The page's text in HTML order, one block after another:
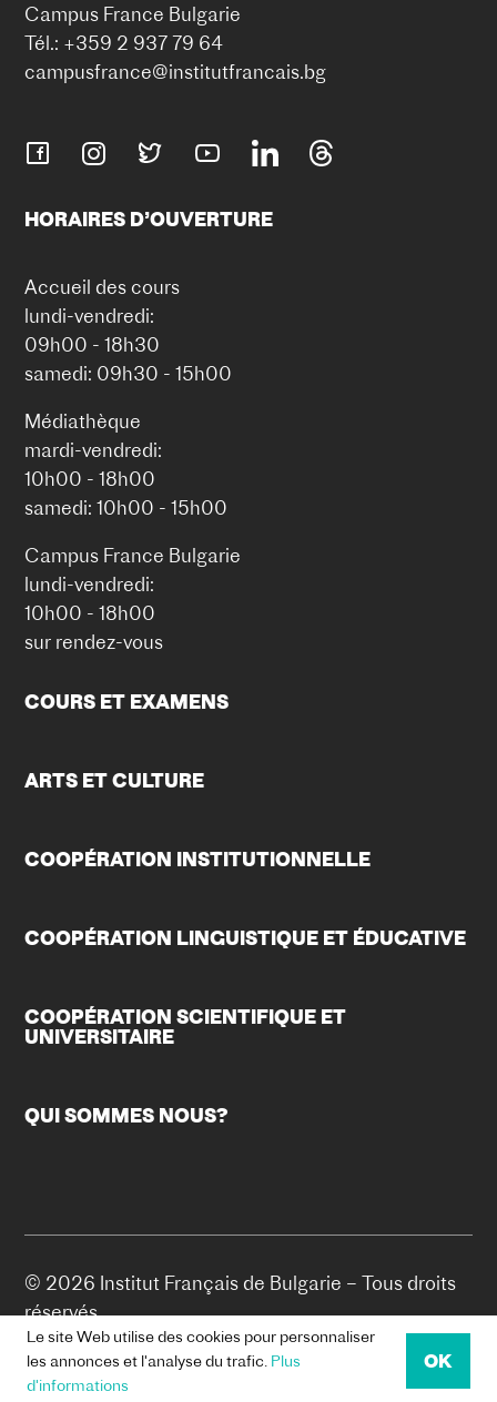
Campus France Bulgarie
Tél.: +359 2 937 79 64
campusfrance@institutfrancais.bg
HORAIRES D’OUVERTURE
Accueil des cours
lundi-vendredi:
09h00 - 18h30
samedi: 09h30 - 15h00
Médiathèque
mardi-vendredi:
10h00 - 18h00
samedi: 10h00 - 15h00
Campus France Bulgarie
lundi-vendredi:
10h00 - 18h00
sur rendez-vous
COURS ET EXAMENS
ARTS ET CULTURE
COOPÉRATION INSTITUTIONNELLE
COOPÉRATION LINGUISTIQUE ET ÉDUCATIVE
COOPÉRATION SCIENTIFIQUE ET
UNIVERSITAIRE
QUI SOMMES NOUS?
© 2026 Institut Français de Bulgarie – Tous droits
réservés.
COOKIE POLICY
Le site Web utilise des cookies pour personnaliser
les annonces et l'analyse du trafic. Plus
d'informations
OK